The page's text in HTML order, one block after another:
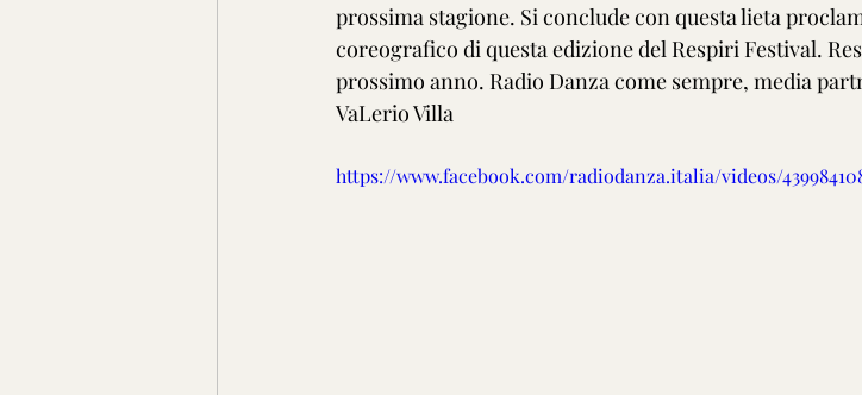
prossima stagione. Si conclude con questa lieta
coreografico di questa edizione del Respiri Festival.
prossimo anno. Radio Danza come sempre, media
VaLerio Villa
https://www.facebook.com/radiodanza.italia/videos/